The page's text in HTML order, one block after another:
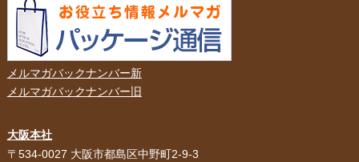
メルマガバックナンバー新
メルマガバックナンバー旧
大阪本社
〒534-0027 大阪市都島区中野町2-9-3